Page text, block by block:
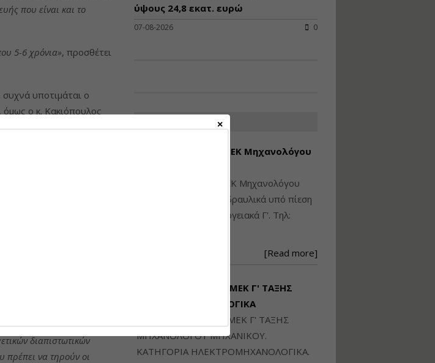
που είναι και το
5-6 χρόνια», προσθέτει
συχνά υποτιμάται ο
όμως ο κ. Κακιόπουλος
βροχοπτώσεων. Τώρα
δεν θα έχει ένα
που πάμε να
όλες τις άλλες
προθεσμιών και
που
διάρκεια των παρατάσεων
διαπιστωτικών
πρέπει να τηρούν οι
ύψους 24,8 εκατ. ευρώ
07-08-2026 0
Διάθεση Πτυχίου ΜΕΚ Μηχανολόγου
Διατίθεται πτυχίο ΜΕΚ Μηχανολόγου
Μηχανικού: Η/Μ Γ', Υδραυλικά υπό πίεση
Β', Βιομηχανικά - Ενεργειακά Γ'. Τηλ:
[Read more]
ΔΙΑΤΙΘΕΤΑΙ ΠΤΥΧΙΟ ΜΕΚ Γ' ΤΑΞΗΣ
ΗΛΕΚΤΡΟΜΗΧΑΝΟΛΟΓΙΚΑ
ΔΙΑΤΙΘΕΤΑΙ ΠΤΥΧΙΟ ΜΕΚ Γ' ΤΑΞΗΣ
ΜΗΧΑΝΟΛΟΓΟΥ ΜΗΧΑΝΙΚΟΥ.
ΚΑΤΗΓΟΡΙΑ ΗΛΕΚΤΡΟΜΗΧΑΝΟΛΟΓΙΚΑ.
Εισηγήτρια:Αναστασία Μητρακάκη
Διάρκεια: 9 ώρες
Διηρημένης